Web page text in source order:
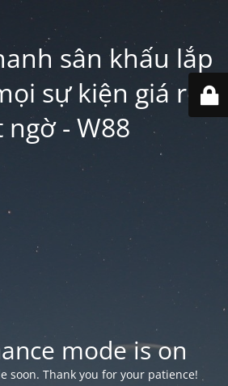
sân khấu lắp
sự kiện giá rẻ
ngờ - W88
mode is on
soon. Thank you for your patience!